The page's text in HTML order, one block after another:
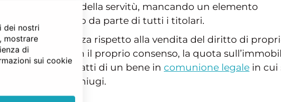
la nascita della servitù, mancando un elemento
del consenso da parte di tutti i titolari.
una differenza rispetto alla vendita del diritto di
solo con il proprio consenso, la quota
che non si tratti di un bene in comunione legale in cui
di entrambi i coniugi.
dei nostri
mostrare
di
sui cookie